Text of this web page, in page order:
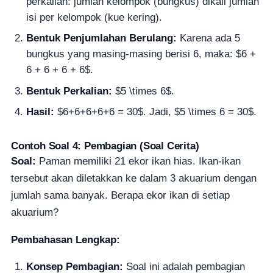
isi per kelompok (kue kering).
Bentuk Penjumlahan Berulang: Karena ada 5
bungkus yang masing-masing berisi 6, maka: $6 +
6 + 6 + 6 + 6$.
Bentuk Perkalian: $5 \times 6$.
Hasil: $6+6+6+6+6 = 30$. Jadi, $5 \times 6 = 30$.
Contoh Soal 4: Pembagian (Soal Cerita)
Soal: Paman memiliki 21 ekor ikan hias. Ikan-ikan
tersebut akan diletakkan ke dalam 3 akuarium dengan
jumlah sama banyak. Berapa ekor ikan di setiap
akuarium?
Pembahasan Lengkap:
Konsep Pembagian: Soal ini adalah pembagian